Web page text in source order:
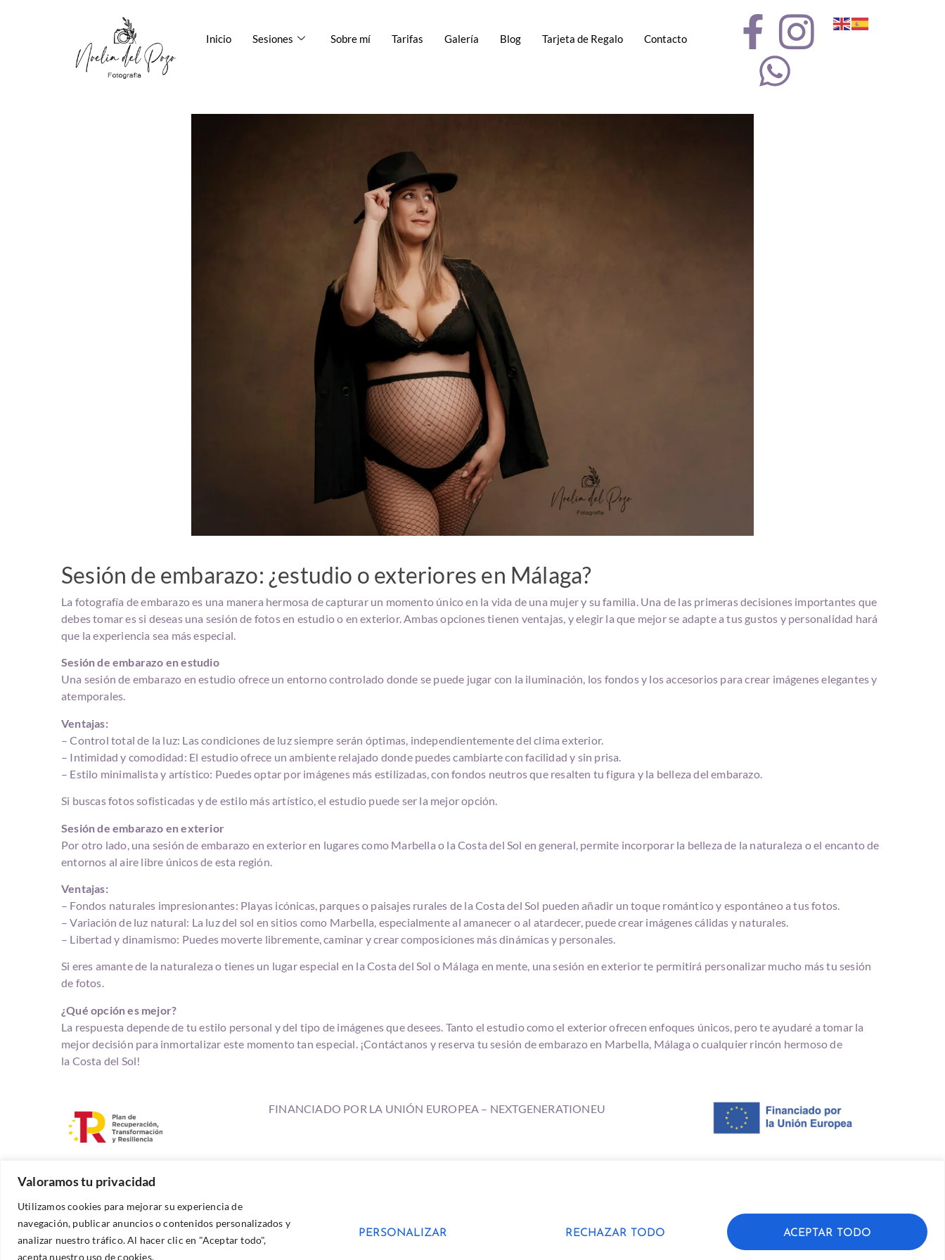
Valoramos tu privacidad
Utilizamos cookies para mejorar su experiencia de
navegación, publicar anuncios o contenidos personalizados y
analizar nuestro tráfico. Al hacer clic en "Aceptar todo",
acepta nuestro uso de cookies.
PERSONALIZAR RECHAZAR TODO ACEPTAR TODO
Inicio Sesiones Sobre mí Tarifas Galería Blog Tarjeta de Regalo Contacto
Sesión de embarazo: ¿estudio o exteriores en Málaga?
La fotografía de embarazo es una manera hermosa de capturar un momento único en la vida de una mujer y su familia. Una de las primeras decisiones importantes que
debes tomar es si deseas una sesión de fotos en estudio o en exterior. Ambas opciones tienen ventajas, y elegir la que mejor se adapte a tus gustos y personalidad hará
que la experiencia sea más especial.
Sesión de embarazo en estudio
Una sesión de embarazo en estudio ofrece un entorno controlado donde se puede jugar con la iluminación, los fondos y los accesorios para crear imágenes elegantes y
atemporales.
Ventajas:
– Control total de la luz: Las condiciones de luz siempre serán óptimas, independientemente del clima exterior.
– Intimidad y comodidad: El estudio ofrece un ambiente relajado donde puedes cambiarte con facilidad y sin prisa.
– Estilo minimalista y artístico: Puedes optar por imágenes más estilizadas, con fondos neutros que resalten tu figura y la belleza del embarazo.
Si buscas fotos sofisticadas y de estilo más artístico, el estudio puede ser la mejor opción.
Sesión de embarazo en exterior
Por otro lado, una sesión de embarazo en exterior en lugares como Marbella o la Costa del Sol en general, permite incorporar la belleza de la naturaleza o el encanto de
entornos al aire libre únicos de esta región.
Ventajas:
– Fondos naturales impresionantes: Playas icónicas, parques o paisajes rurales de la Costa del Sol pueden añadir un toque romántico y espontáneo a tus fotos.
– Variación de luz natural: La luz del sol en sitios como Marbella, especialmente al amanecer o al atardecer, puede crear imágenes cálidas y naturales.
– Libertad y dinamismo: Puedes moverte libremente, caminar y crear composiciones más dinámicas y personales.
Si eres amante de la naturaleza o tienes un lugar especial en la Costa del Sol o Málaga en mente, una sesión en exterior te permitirá personalizar mucho más tu sesión
de fotos.
¿Qué opción es mejor?
La respuesta depende de tu estilo personal y del tipo de imágenes que desees. Tanto el estudio como el exterior ofrecen enfoques únicos, pero te ayudaré a tomar la
mejor decisión para inmortalizar este momento tan especial. ¡Contáctanos y reserva tu sesión de embarazo en Marbella, Málaga o cualquier rincón hermoso de
la Costa del Sol!
FINANCIADO POR LA UNIÓN EUROPEA – NEXTGENERATIONEU